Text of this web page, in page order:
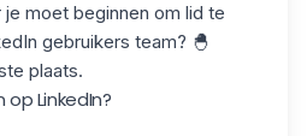
moet beginnen om lid te
gebruikers team? 🐣
plaats.
LinkedIn?